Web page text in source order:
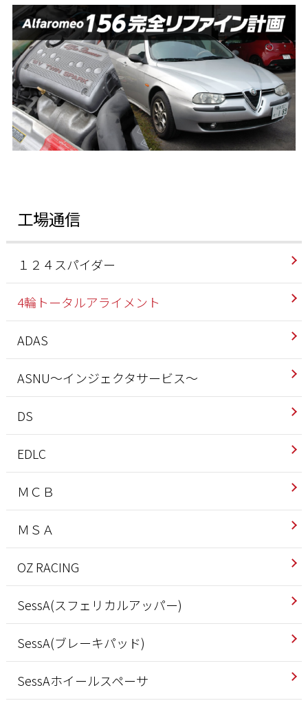
工場通信
１２４スパイダー
4輪トータルアライメント
ADAS
ASNU～インジェクタサービス～
DS
EDLC
ＭＣＢ
ＭＳＡ
OZ RACING
SessA(スフェリカルアッパー)
SessA(ブレーキパッド)
SessAホイールスペーサ